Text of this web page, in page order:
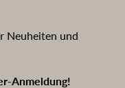
Neuheiten und
Anmeldung!